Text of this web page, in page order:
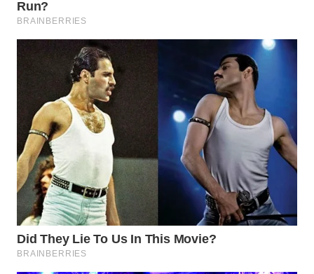
WAHANA
LISTRIK
WAHANA
TRAVEL
WAHANA
TV
WAHANANEWS
ID
WAHANANEWS
CO ID